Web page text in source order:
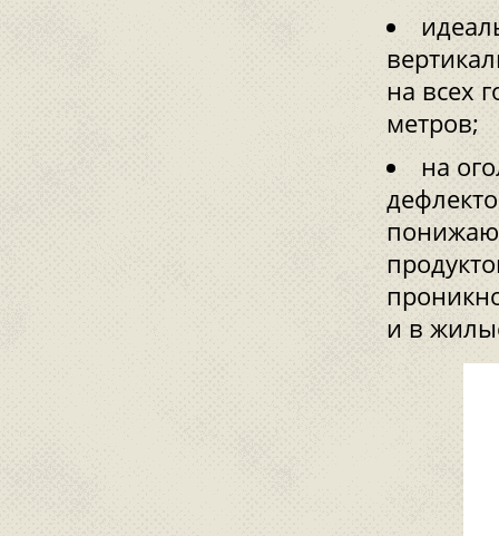
на всех
метров;
на
и в